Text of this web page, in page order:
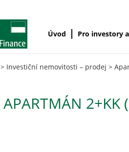
Úvod Pro investory
> Investiční nemovitosti – prodej >
APARTMÁN 2+KK